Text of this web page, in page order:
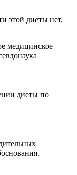
этой диеты нет,
диеты по